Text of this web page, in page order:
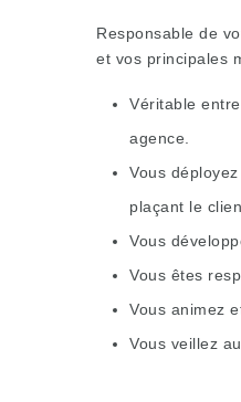
Responsable de
et vos principales
Véritable
agence.
Vous
plaçant le
Vous
Vous êtes
Vous animez
Vous veillez